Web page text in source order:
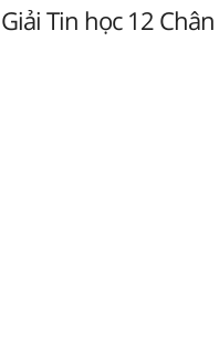
Giải Tin học 12